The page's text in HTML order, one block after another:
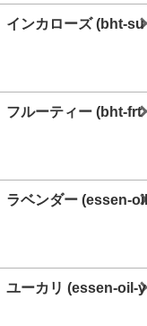
ンカローズ (bht-su
ルーティー (bht-frt
ベンダー (essen-oil
ーカリ (essen-oil-y